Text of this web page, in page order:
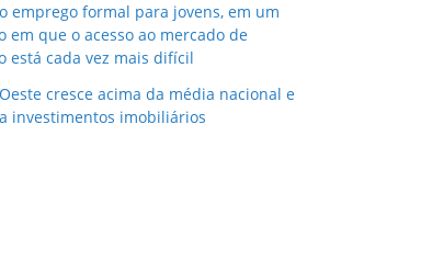
emprego formal para jovens, em um
em que o acesso ao mercado de
está cada vez mais difícil
cresce acima da média nacional e
investimentos imobiliários